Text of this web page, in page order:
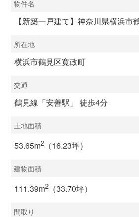
物件名
【新築一戸建て】神奈川県横浜市
所在地
横浜市鶴見区寛政町
交通
鶴見線「安善駅」 徒歩4分
土地面積
53.65m2（16.23坪）
建物面積
111.39m2（33.70坪）
間取り